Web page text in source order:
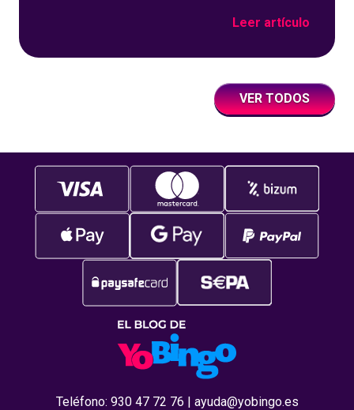
de giros gratis muy potente. En esta reseña
funciona, su RTP, tabla de pagos
Leer artículo
VER TODOS
Teléfono: 930 47 72 76 | ayuda@yobingo.es